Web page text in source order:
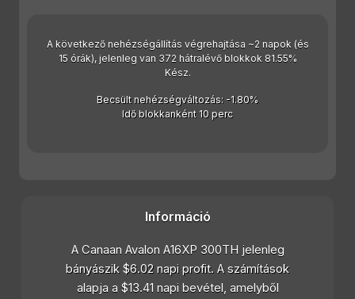
A következő nehézségállítás végrehajtása ~2 napok (és
15 órák), jelenleg van 372 hátralévő blokkok 81.55%
Kész.
Becsült nehézségváltozás: -1.80%
Idő blokkanként 10 perc
Információ
A Canaan Avalon A16XP 300TH jelenleg
bányászik $6.02 napi profit. A számítások
alapja a $13.41 napi bevétel, amelyből